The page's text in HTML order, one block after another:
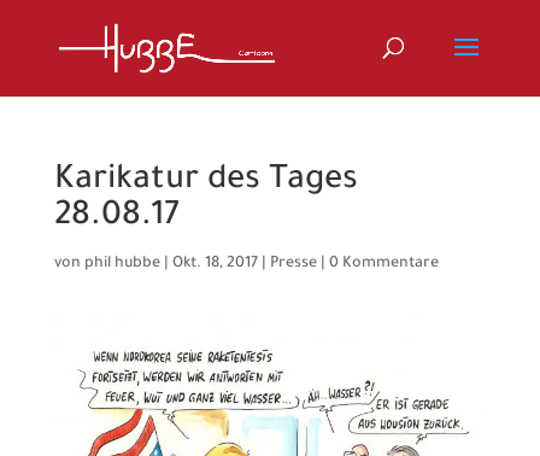
Karikatur des Tages
28.08.17
von phil hubbe| Okt. 18, 2017 Presse| 0 Kommentare